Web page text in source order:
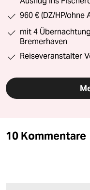
960 € (DZ/HP/ohne
mit 4
Bremerhaven
Reiseveranstalter
10 Kommentare